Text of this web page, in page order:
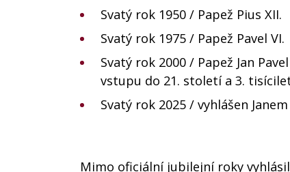
Svatý rok 1950 / Papež Pius XII.
Svatý rok 1975 / Papež Pavel VI.
Svatý rok 2000 / Papež Jan
vstupu do 21. století a 3.
Svatý rok 2025 / vyhlášen
Mimo oficiální jubilejní roky